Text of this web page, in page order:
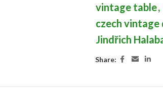
vintage table,
czech vintage
Jindřich
Share: